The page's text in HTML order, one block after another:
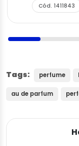
Cód. 1411843
Tags: perfume
au de parfum